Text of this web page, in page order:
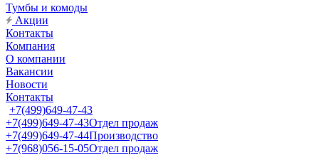
Тумбы и комоды
Акции
Контакты
Компания
О компании
Вакансии
Новости
Контакты
+7(499)649-47-43
+7(499)649-47-43Отдел продаж
+7(499)649-47-44Производство
+7(968)056-15-05Отдел продаж